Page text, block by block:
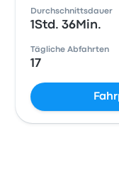
Durchschnittsdauer
1Std. 36Min.
Tägliche Abfahrten
17